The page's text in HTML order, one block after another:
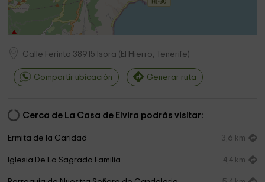
Calle Ferinto 38915 Isora ( El Hierro, Tenerife)
Compartir ubicación Generar ruta
Cerca de La Casa de Elvira podrás visitar:
Ermita de la Caridad 3,6 km
Iglesia De La Sagrada Familia 4,4 km